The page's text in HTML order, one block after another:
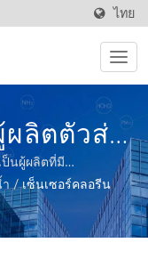
ไทย
ลิตตัวส่ง
อาคาร
นไต้หวัน |
ป็นผู้ผลิตที่มี
ฑ์เซนเซอร์คุณภาพสูง
เกษตรอัจฉริยะ, และ
ำ / เซ็นเซอร์คลอรีน